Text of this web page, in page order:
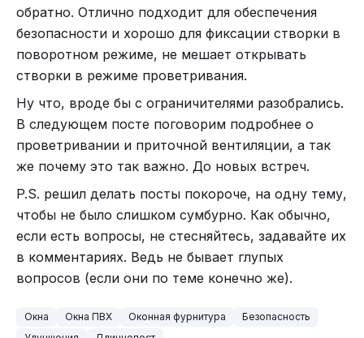
обратно. Отлично подходит для обеспечения
безопасности и хорошо для фиксации створки в
поворотном режиме, не мешает открывать
створки в режиме проветривания.
Ну что, вроде бы с ограничителями разобрались.
В следующем посте поговорим подробнее о
проветривании и приточной вентиляции, а так
же почему это так важно. До новых встреч.
P.S. решил делать посты покороче, на одну тему,
чтобы не было слишком сумбурно. Как обычно,
если есть вопросы, не стесняйтесь, задавайте их
в комментариях. Ведь не бывает глупых
вопросов (если они по теме конечно же).
Окна Окна ПВХ Оконная фурнитура
Безопасность